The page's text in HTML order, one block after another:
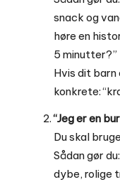
snack og
høre en
5 minutter?”
Hvis dit barn
konkrete:
“Jeg er en
Du skal
Sådan gør
dybe, rolige